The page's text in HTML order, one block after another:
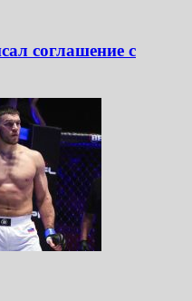
соглашение с